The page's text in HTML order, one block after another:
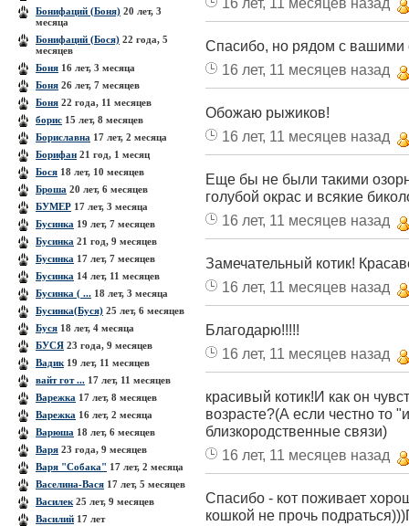
Бонифаций (Боня) 20 лет, 3
месяца
Бонифаций (Бося) 22 года, 5
месяцев
Боня 16 лет, 3 месяца
Боня 26 лет, 7 месяцев
Боня 22 года, 11 месяцев
борис 15 лет, 8 месяцев
Бориславна 17 лет, 2 месяца
Борифан 21 год, 1 месяц
Бося 18 лет, 10 месяцев
Броша 20 лет, 6 месяцев
БУМЕР 17 лет, 3 месяца
Бусинка 19 лет, 7 месяцев
Бусинка 21 год, 9 месяцев
Бусинка 17 лет, 7 месяцев
Бусинка 14 лет, 11 месяцев
Бусинка ( ... 18 лет, 3 месяца
Бусинка(Буся) 25 лет, 6 месяцев
Буся 18 лет, 4 месяца
БУСЯ 23 года, 9 месяцев
Вадик 19 лет, 11 месяцев
вайт гот ... 17 лет, 11 месяцев
Варежка 17 лет, 8 месяцев
Варежка 16 лет, 2 месяца
Варюша 18 лет, 6 месяцев
Варя 23 года, 9 месяцев
Варя "Собака" 17 лет, 2 месяца
Васелина-Вася 17 лет, 5 месяцев
Василек 25 лет, 9 месяцев
Василий 17 лет
Спасибо, но рядом с вашими
16 лет, 11 месяцев назад
Обожаю рыжиков!
16 лет, 11 месяцев назад
Еще бы не были такими
голубой окрас и всякие
16 лет, 11 месяцев назад
Замечательный котик!
16 лет, 11 месяцев назад
Благодарю!!!!!
16 лет, 11 месяцев назад
красивый котик!И как он
возрасте?(А если честно то
близкородственные связи)
16 лет, 11 месяцев назад
Спасибо - кот поживает
кошкой не прочь